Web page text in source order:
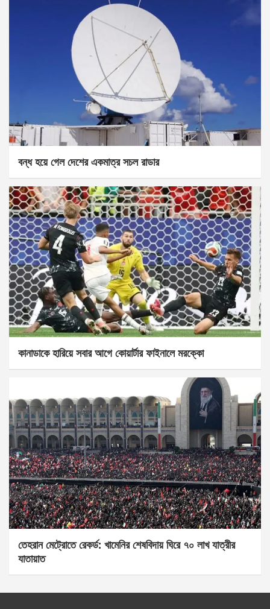
বন্ধ হয়ে গেল দেশের একমাত্র সচল রাডার
কানাডাকে হারিয়ে সবার আগে কোয়ার্টার ফাইনালে মরক্কো
তেহরান মেট্রোতে রেকর্ড: খামেনির শেষবিদায় ঘিরে ৭০ লাখ যাত্রীর
যাতায়াত